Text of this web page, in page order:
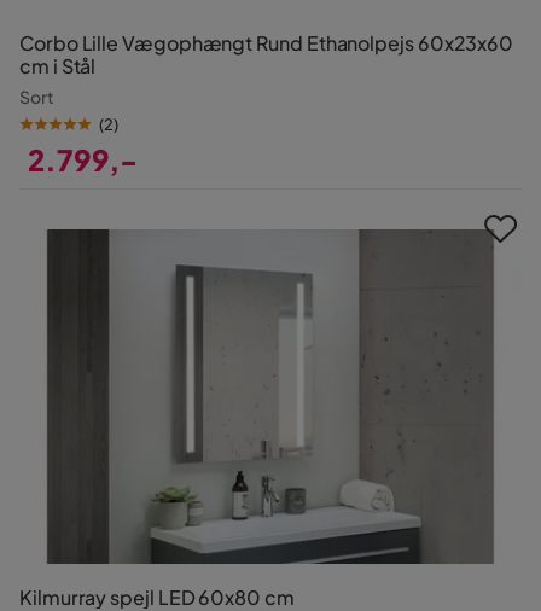
Corbo Lille Vægophængt Rund Ethanolpejs 60x23x60
cm i Stål
Sort
(2)
2.799,-
Kilmurray spejl LED 60x80 cm